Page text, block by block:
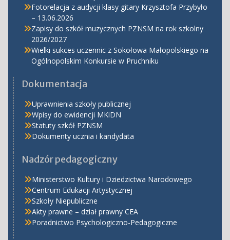
Fotorelacja z audycji klasy gitary Krzysztofa Przybyło
– 13.06.2026
Zapisy do szkół muzycznych PZNSM na rok szkolny
2026/2027
Wielki sukces uczennic z Sokołowa Małopolskiego na
Ogólnopolskim Konkursie w Pruchniku
Dokumentacja
Uprawnienia szkoły publicznej
Wpisy do ewidencji MKiDN
Statuty szkół PZNSM
Dokumenty ucznia i kandydata
Nadzór pedagogiczny
Ministerstwo Kultury i Dziedzictwa Narodowego
Centrum Edukacji Artystycznej
Szkoły Niepubliczne
Akty prawne – dział prawny CEA
Poradnictwo Psychologiczno-Pedagogiczne